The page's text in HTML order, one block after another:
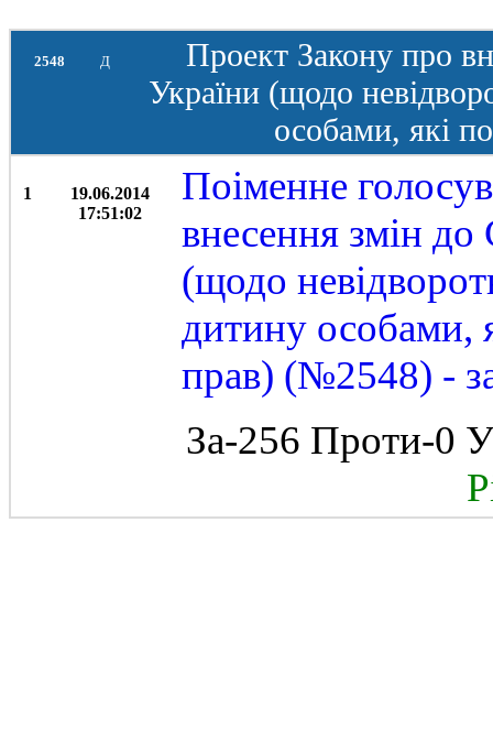
2548 Д
Проект Закону про
України (щодо
особами, які
1
19.06.2014
17:51:02
Поіменне
внесення змін до
(щодо
дитину особами,
прав) (№2548) -
За-256 Проти-0